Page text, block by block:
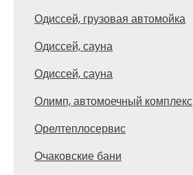
Одиссей, грузовая автомойка
Одиссей, сауна
Одиссей, сауна
Олимп, автомоечный комплекс
Орелтеплосервис
Очаковские бани